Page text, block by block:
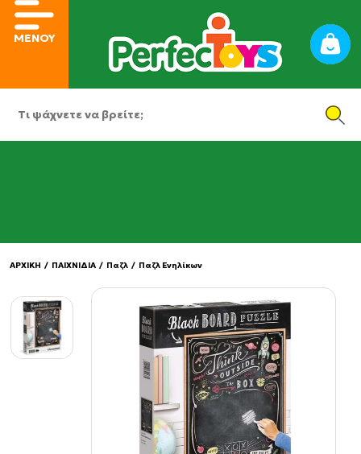
ΜΕΝΟΥ
ΑΡΧΙΚΗ / ΠΑΙΧΝΙΔΙΑ / Παζλ / Παζλ Ενηλίκων